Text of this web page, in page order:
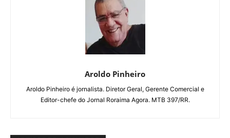
Aroldo Pinheiro
Aroldo Pinheiro é jornalista. Diretor Geral, Gerente Comercial e
Editor-chefe do Jornal Roraima Agora. MTB 397/RR.